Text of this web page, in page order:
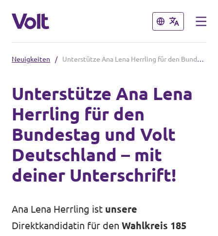
Schließen
Website
Lokale Teams
Volt in Deutschland
Website
Volt in deinem Bundesland
Volt Deutschland Merchandise Shop
Schließen
Programm
Über Volt
Menschen
Neuigkeiten
Neuigkeiten / Unterstütze Ana Lena Herrling für den Bundestag und Volt Deutschland – mit deiner Unterschrift!
Unterstütze Ana Lena
Herrling für den
Bundestag und Volt
Deutschland – mit
deiner Unterschrift!
Ana Lena Herrling ist unsere
Direktkandidatin für den Wahlkreis 185